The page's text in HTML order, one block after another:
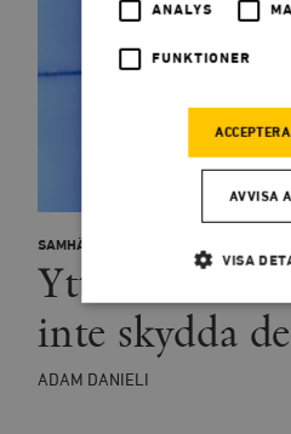
SAMHÄLLE
inte skydda
ADAM DANIELI
ANALYS
FUNKTIONER
AVVISA
VISA